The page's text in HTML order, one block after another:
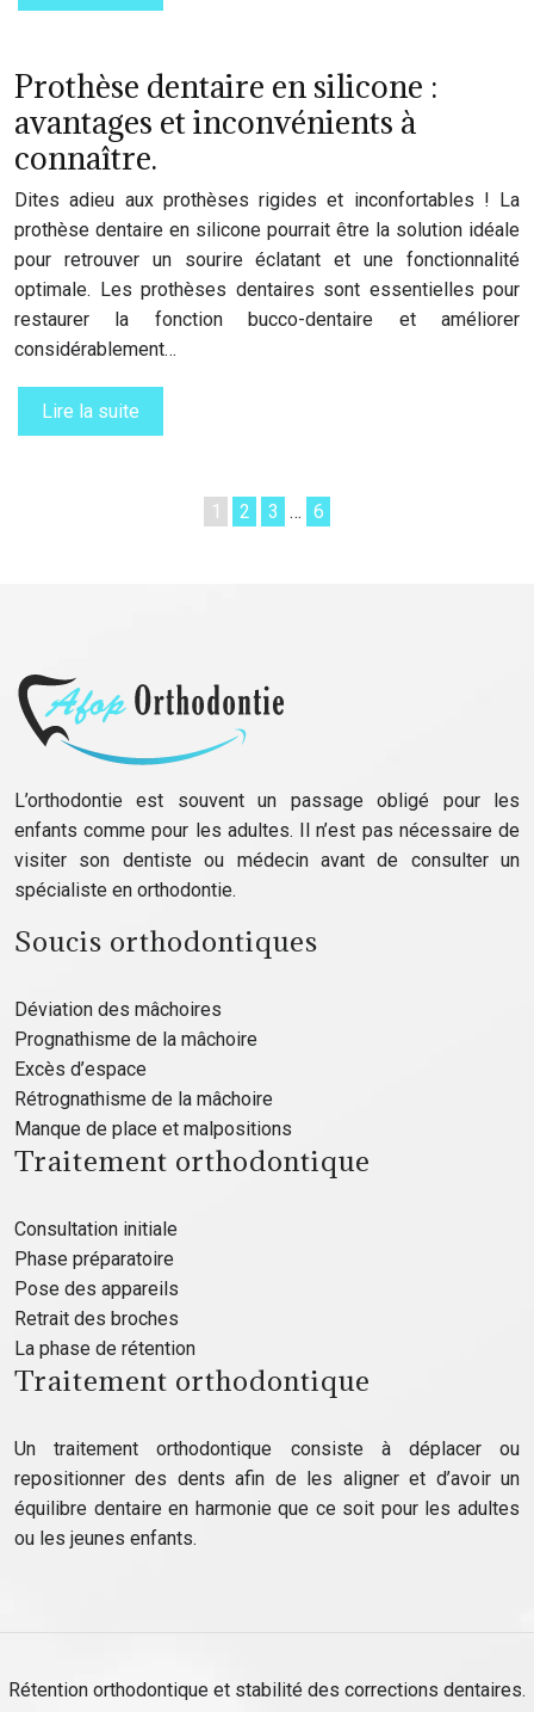
Prothèse dentaire en silicone :
avantages et inconvénients à
connaître.
Dites adieu aux prothèses rigides et inconfortables ! La
prothèse dentaire en silicone pourrait être la solution idéale
pour retrouver un sourire éclatant et une fonctionnalité
optimale. Les prothèses dentaires sont essentielles pour
restaurer la fonction bucco-dentaire et améliorer
considérablement…
Lire la suite
1 2 3 … 6
L’orthodontie est souvent un passage obligé pour les
enfants comme pour les adultes. Il n’est pas nécessaire de
visiter son dentiste ou médecin avant de consulter un
spécialiste en orthodontie.
Soucis orthodontiques
Déviation des mâchoires
Prognathisme de la mâchoire
Excès d’espace
Rétrognathisme de la mâchoire
Manque de place et malpositions
Traitement orthodontique
Consultation initiale
Phase préparatoire
Pose des appareils
Retrait des broches
La phase de rétention
Traitement orthodontique
Un traitement orthodontique consiste à déplacer ou
repositionner des dents afin de les aligner et d’avoir un
équilibre dentaire en harmonie que ce soit pour les adultes
ou les jeunes enfants.
Rétention orthodontique et stabilité des corrections dentaires.